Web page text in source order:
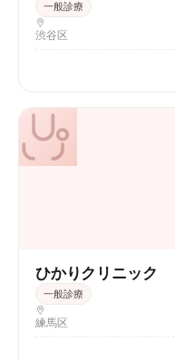
一般診療
渋谷区
ひかりクリニック
一般診療
練馬区